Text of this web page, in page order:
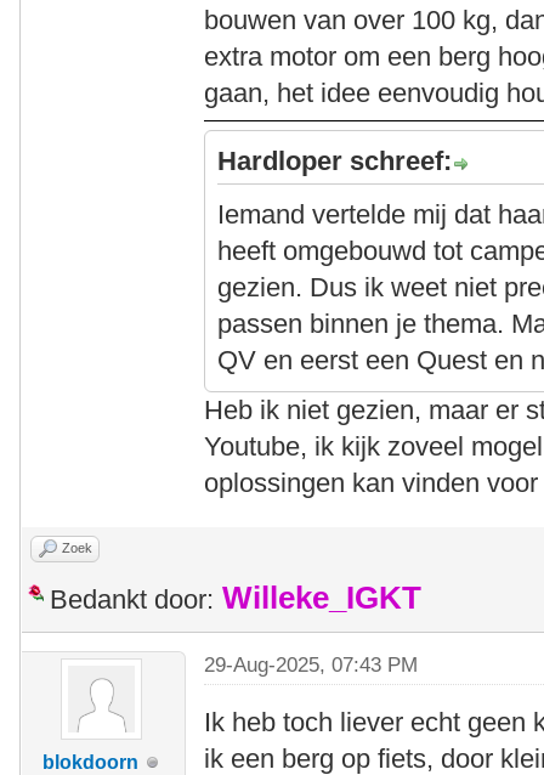
bouwen van over 100 kg,
extra motor om een berg
gaan, het idee eenvoudig
Hardloper schreef:
Iemand vertelde mij dat
heeft omgebouwd tot
gezien. Dus ik weet niet
passen binnen je thema.
QV en eerst een Quest en
Heb ik niet gezien, maar er
Youtube, ik kijk zoveel
oplossingen kan vinden
Zoek
Bedankt door: Willeke_IGKT
blokdoorn
29-Aug-2025, 07:43 PM
Ik heb toch liever echt geen
ik een berg op fiets, door